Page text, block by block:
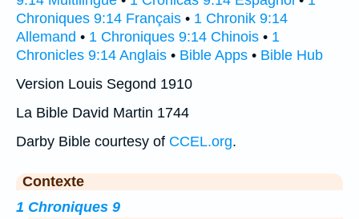
Chroniques 9:14 Français • 1 Chronik 9:14
Allemand • 1 Chroniques 9:14 Chinois • 1
Chronicles 9:14 Anglais • Bible Apps • Bible Hub
Version Louis Segond 1910
La Bible David Martin 1744
Darby Bible courtesy of CCEL.org.
Contexte
1 Chroniques 9